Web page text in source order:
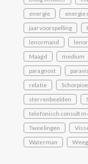
energie
energie
jaarvoorspelling
lenormand
Maagd
medium
paragnost
relatie
sterrenbeelden
telefonisch consult
Tweelingen
Waterman